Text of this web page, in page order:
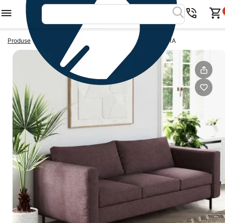
Produse Canapele 3 locuri Canapea 3 locuri MATERA